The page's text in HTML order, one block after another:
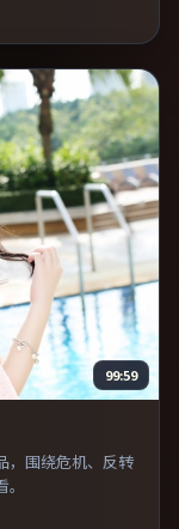
99:59
，围绕危机、反转